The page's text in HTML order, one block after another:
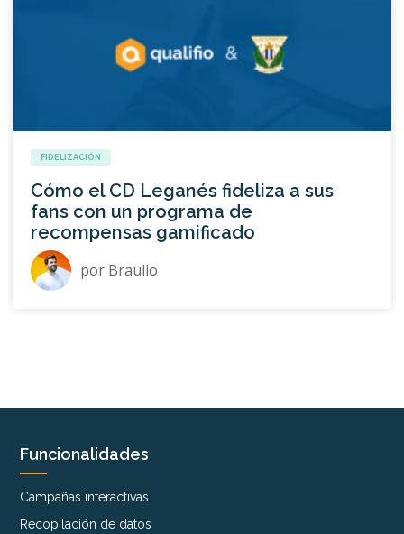
FIDELIZACIÓN
Cómo el CD Leganés fideliza a sus
fans con un programa de
recompensas gamificado
por Braulio
Funcionalidades
Campañas interactivas
Recopilación de datos